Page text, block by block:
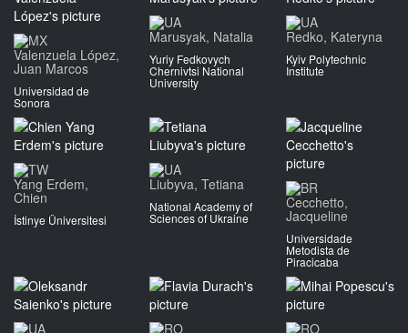
Valenzuela López,
Juan Marcos
Universidad de
Sonora
Marusyak, Natalia
Yuriy Fedkovych
Chernivtsi National
University
Redko, Kateryna
Kyiv Polytechnic
Institute
Yang Erdem,
Chien
İstinye Üniversitesi
Liubyva, Tetiana
National Academy of
Sciences of Ukraine
Cecchetto,
Jacqueline
Universidade
Metodista de
Piracicaba